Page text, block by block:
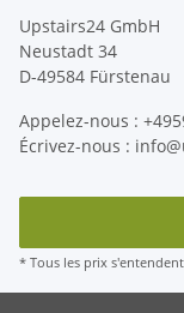
Upstairs24 GmbH
Neustadt 34
D-49584 Fürstenau
Appelez-nous :
Écrivez-nous :
* Tous les prix s'entendent